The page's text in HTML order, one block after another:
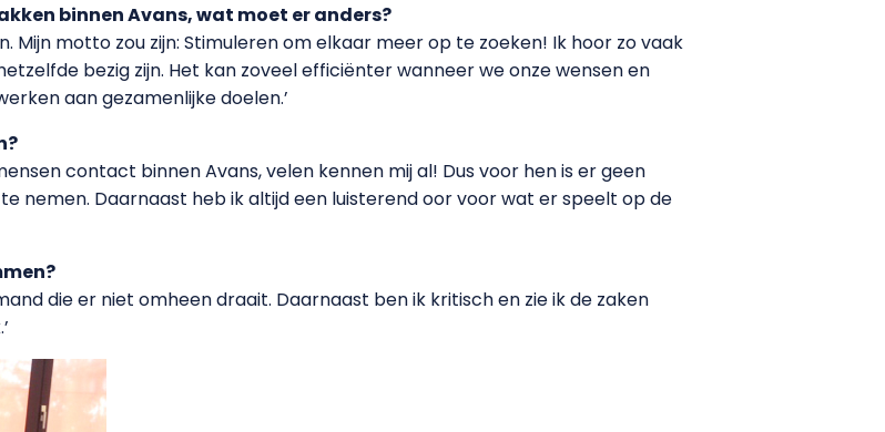
binnen Avans, wat moet er anders?
Mijn motto zou zijn: Stimuleren om elkaar meer op te zoeken! Ik hoor zo vaak
bezig zijn. Het kan zoveel efficiënter wanneer we onze wensen en
aan gezamenlijke doelen.’
contact binnen Avans, velen kennen mij al! Dus voor hen is er geen
Daarnaast heb ik altijd een luisterend oor voor wat er speelt op de
die er niet omheen draait. Daarnaast ben ik kritisch en zie ik de zaken